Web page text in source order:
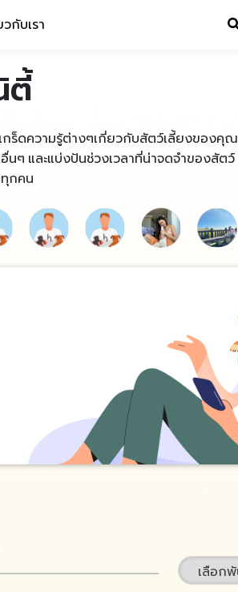
วกับเรา
ตี้
กร็ดความรู้ต่างๆเกี่ยวกับสัตว์เลี้ยงของคุณ
ๆ และแบ่งปันช่วงเวลาที่น่าจดจำของสัตว์
กคน